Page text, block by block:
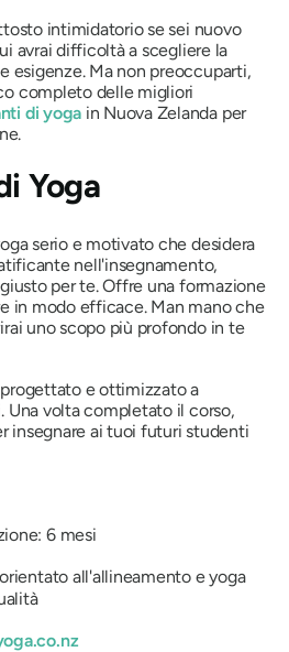
intimidatorio se sei nuovo
avrai difficoltà a scegliere la
esigenze. Ma non preoccuparti,
completo delle migliori
di yoga in Nuova Zelanda per
Yoga
serio e motivato che desidera
nell'insegnamento,
per te. Offre una formazione
in modo efficace. Man mano che
uno scopo più profondo in te
e ottimizzato a
Una volta completato il corso,
insegnare ai tuoi futuri studenti
6 mesi
all'allineamento e yoga